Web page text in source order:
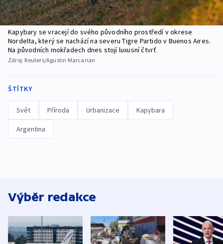
Kapybary se vracejí do svého původního prostředí v okrese
Nordelta, který se nachází na severu Tigre Partido v Buenos Aires.
Na původních mokřadech dnes stojí luxusní čtvrť
Zdroj: Reuters/Agustin Marcarian
ŠTÍTKY
Svět Příroda Urbanizace Kapybara
Argentina
Výběr redakce